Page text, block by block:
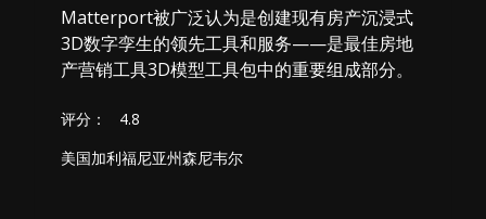
Matterport被广泛认为是创建现有房产沉浸式
3D数字孪生的领先工具和服务——是最佳房地
产营销工具3D模型工具包中的重要组成部分。
评分：
4.8
美国加利福尼亚州森尼韦尔